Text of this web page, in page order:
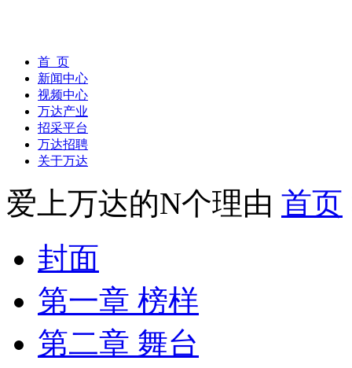
首 页
新闻中心
视频中心
万达产业
招采平台
万达招聘
关于万达
爱上万达的N个理由 首页
封面
第一章 榜样
第二章 舞台